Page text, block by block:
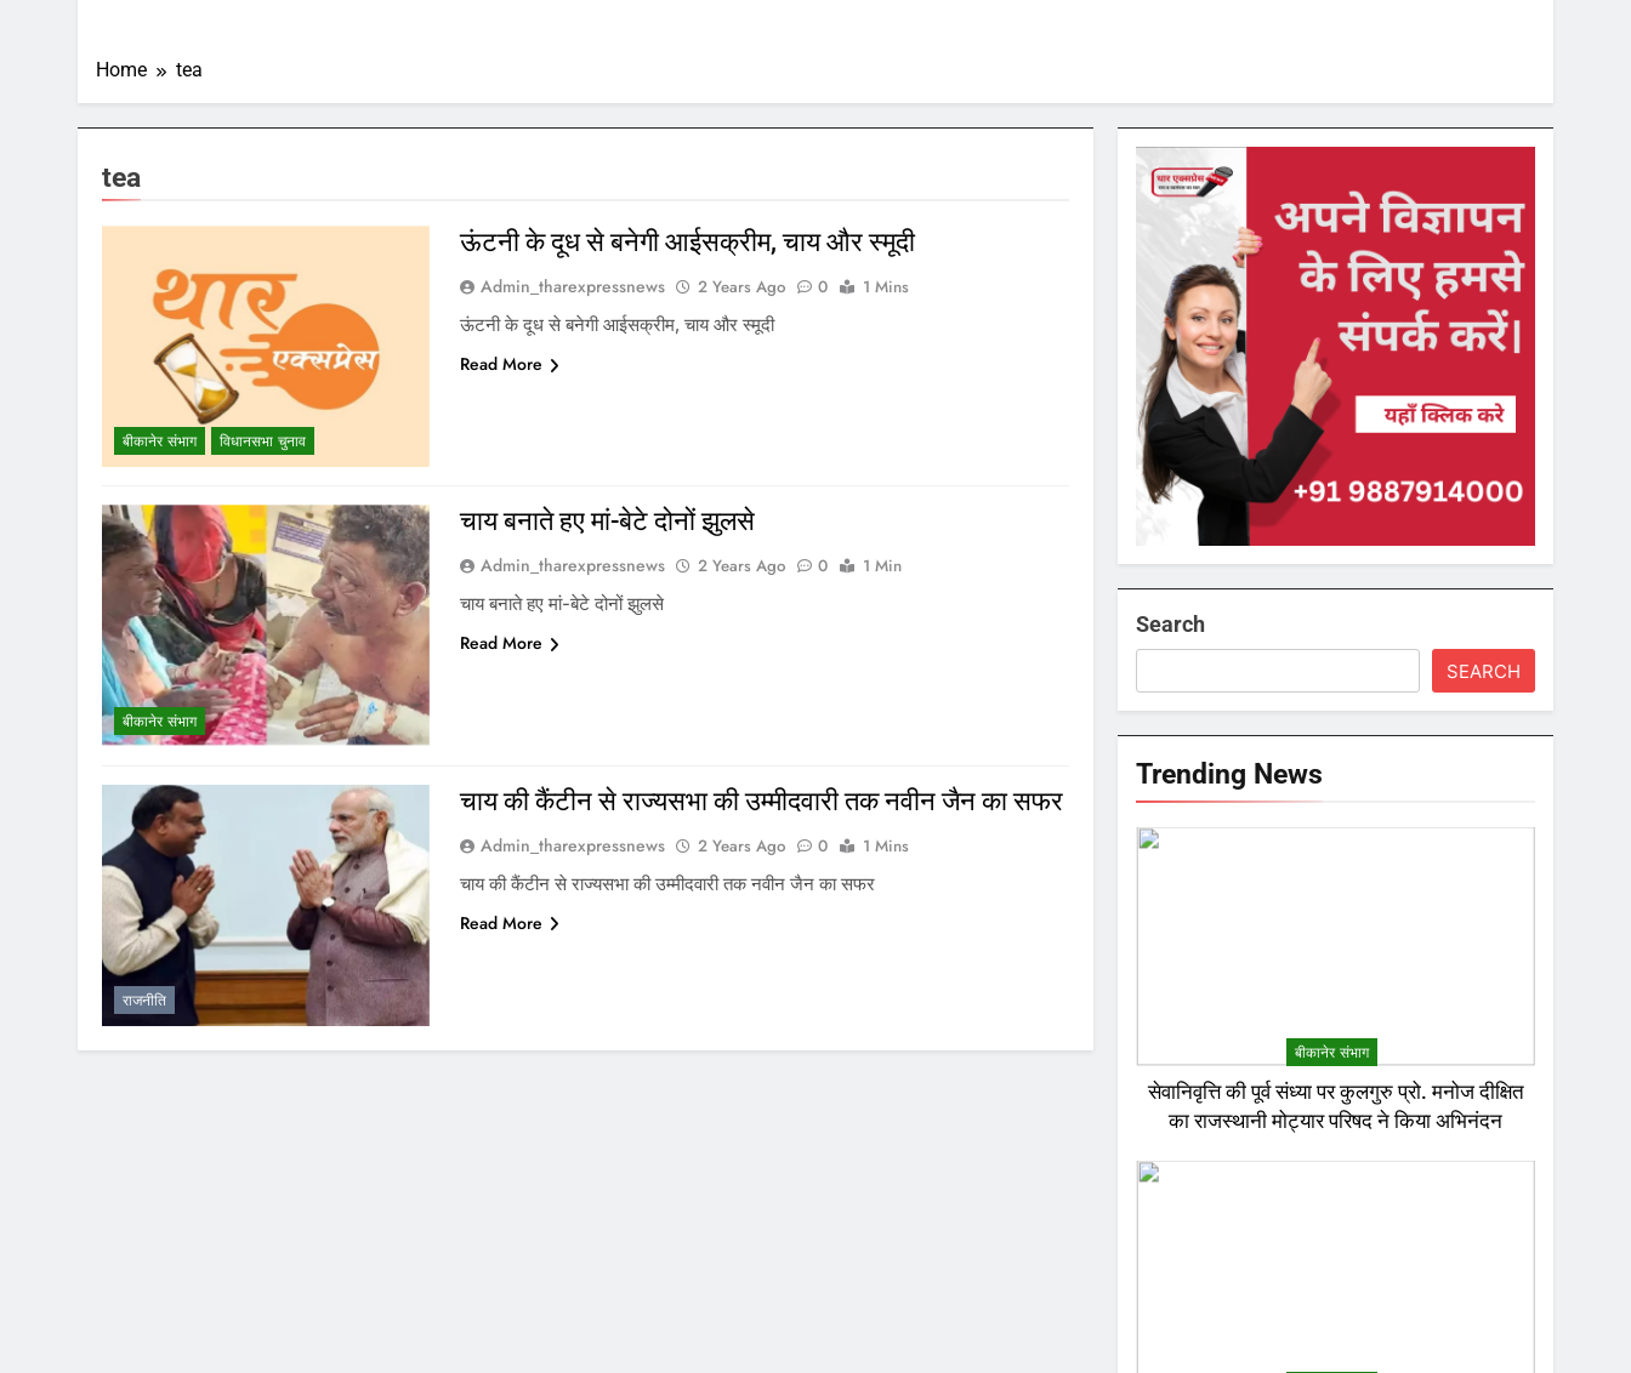
Home tea
tea
बीकानेर संभाग विधानसभा चुनाव
ऊंटनी के दूध से बनेगी आईसक्रीम, चाय और स्मूदी
Admin_tharexpressnews 2 Years Ago 0
1 Mins
ऊंटनी के दूध से बनेगी आईसक्रीम, चाय और स्मूदी
Read More
बीकानेर संभाग
चाय बनाते हए मां-बेटे दोनों झुलसे
Admin_tharexpressnews 2 Years Ago 0
1 Min
चाय बनाते हए मां-बेटे दोनों झुलसे
Read More
राजनीति
चाय की कैंटीन से राज्‍यसभा की उम्‍मीदवारी तक नवीन जैन का सफर
Admin_tharexpressnews 2 Years Ago 0
1 Mins
चाय की कैंटीन से राज्‍यसभा की उम्‍मीदवारी तक नवीन जैन का सफर
Read More
Search
SEARCH
Trending News
बीकानेर संभाग
सेवानिवृत्ति की पूर्व संध्या पर कुलगुरु प्रो. मनोज दीक्षित
का राजस्थानी मोट्यार परिषद ने किया अभिनंदन